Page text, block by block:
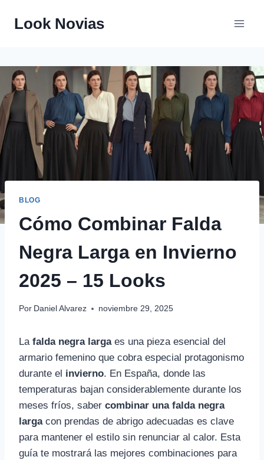
Look Novias
BLOG
Cómo Combinar Falda
Negra Larga en Invierno
2025 – 15 Looks
Por Daniel Alvarez noviembre 29, 2025
La falda negra largaes una pieza esencial del
armario femenino que cobra especial protagonismo
durante el invierno. En España, donde las
temperaturas bajan considerablemente durante los
meses fríos, saber combinar una falda negra
largacon prendas de abrigo adecuadas es clave
para mantener el estilo sin renunciar al calor. Esta
guía te mostrará las mejores combinaciones para